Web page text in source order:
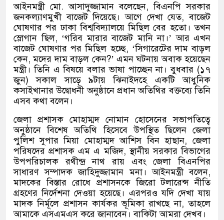
আইনমন্ত্রী মো.আসাদুজ্জামান বলেছেন,বিএনপি সরকার
জনকল্যাণমুখী বাজেট দিয়েছে। আগে দেখা যেত,বাজেট
ঘোষণার পর ঢাকা বিশ্ববিদ্যালয়ে মিছিল বের হতো। তখন
স্লোগান ছিল, ‘গরিব মারার বাজেট মানি না।’আর এখন
বাজেট ঘোষণার পর মিছিল হচ্ছে, ‘সিগারেটের দাম বাড়ল
কেন,মদের দাম বাড়ল কেন?’ এমন ঘটনায় অবাক হয়েছেন
মন্ত্রী। তিনি এ বিষয়ে বলার ভাষা পাচ্ছেন না। বুধবার (১৭
জুন)সকাল সাড়ে ৯টায় ঝিনাইদহে একটি আধুনিক
কসাইখানার উদ্বোধনী অনুষ্ঠানে প্রধান অতিথির বক্তব্যে তিনি
এসব কথা বলেন।
জেলা প্রশাসক মোহাম্মদ নোমান হোসেনের সভাপতিত্বে
অনুষ্ঠানে বিশেষ অতিথি হিসেবে উপস্থিত ছিলেন জেলা
পুলিশ সুপার মিয়া মোহাম্মদ আশিস বিন হাছান,জেলা
পরিষদের প্রশাসক এম এ মজিদ,স্থানীয় সরকার বিভাগের
উপপরিচালক রথীন্দ্র নাথ রায় এবং জেলা বিএনপির
সাধারণ সম্পাদক জাহিদুজ্জামান মনা। আইনমন্ত্রী বলেন,
মাদকের বিস্তার রোধে প্রশাসনকে জিরো টলারেন্স নীতি
গ্রহণের নির্দেশনা দেওয়া হয়েছে। এরপরও যদি দেখা যায়
মাদক নির্মূলে প্রশাসন কার্যকর ভূমিকা রাখছে না,তাহলে
আমাকে এসএমএস করে জানাবেন। বাকিটা আমরা দেখব।